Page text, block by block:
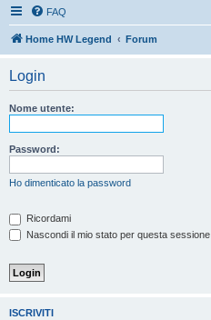
FAQ
Home HW Legend Forum
Login
Nome utente:
Password:
Ho dimenticato la password
Ricordami
Nascondi il mio stato per questa sessione
ISCRIVITI